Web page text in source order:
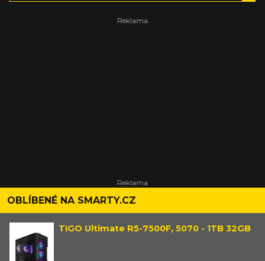
OBLÍBENÉ NA SMARTY.CZ
TIGO Ultimate R5-7500F, 5070 - 1TB 32GB